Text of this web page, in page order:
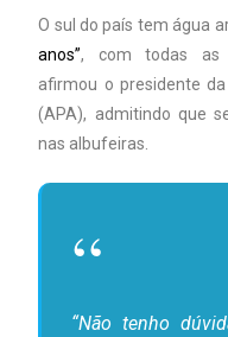
O sul do país tem água
anos”, com todas as
afirmou o presidente
(APA), admitindo que
nas albufeiras.
“Não tenho